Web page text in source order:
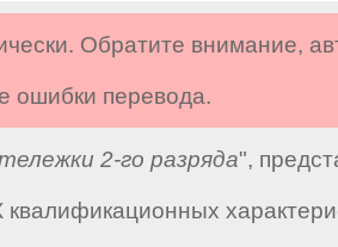
Обратите внимание,
ошибки перевода.
2-го разряда",